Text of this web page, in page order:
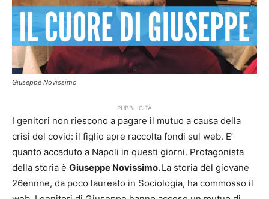
Giuseppe Novissimo
PUBBLICITÀ
I genitori non riescono a pagare il mutuo a causa della
crisi del covid: il figlio apre raccolta fondi sul web. E’
quanto accaduto a Napoli in questi giorni. Protagonista
della storia è Giuseppe Novissimo.La storia del giovane
26ennne, da poco laureato in Sociologia, ha commosso il